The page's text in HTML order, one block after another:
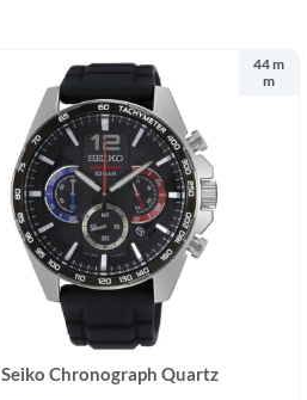
44 m
m
Seiko Chronograph Quartz